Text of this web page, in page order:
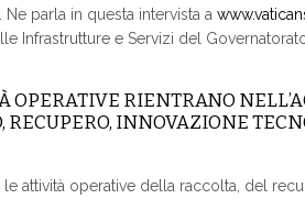
parla in questa intervista a
Infrastrutture e Servizi del
OPERATIVE RIENTRANO
RECUPERO, INNOVAZIONE
le attività operative della raccolta, del